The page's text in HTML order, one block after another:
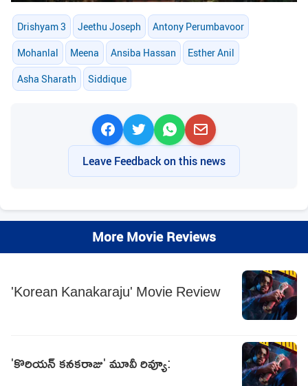
Drishyam 3 Jeethu Joseph Antony Perumbavoor
Mohanlal Meena Ansiba Hassan Esther Anil
Asha Sharath Siddique
Leave Feedback on this news
More Movie Reviews
'Korean Kanakaraju' Movie Review
'కొరియన్‌ కనకరాజు' మూవీ రివ్యూ: